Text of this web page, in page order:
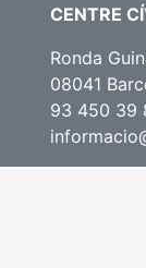
CENTRE
Ronda
08041
93 450 39